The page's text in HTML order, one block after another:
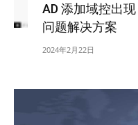
AD 添加域控出
问题解决方案
2024年2月22日